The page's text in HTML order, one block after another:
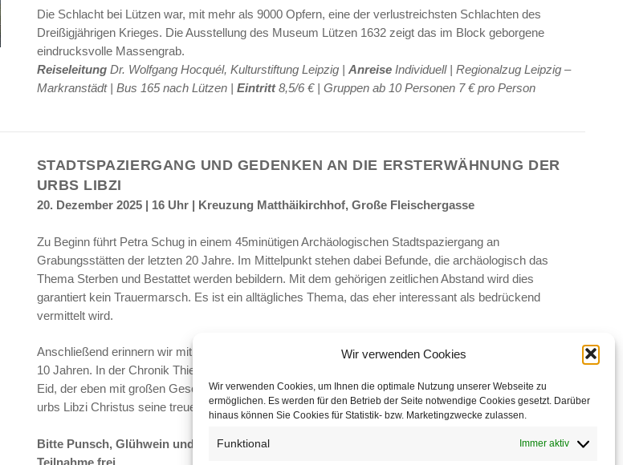
Wir verwenden Cookies
Wir verwenden Cookies, um Ihnen die optimale Nutzung unserer Webseite zu
ermöglichen. Es werden für den Betrieb der Seite notwendige Cookies gesetzt. Darüber
hinaus können Sie Cookies für Statistik- bzw. Marketingzwecke zulassen.
Funktional Immer aktiv
Die Schlacht bei Lützen war, mit mehr als 9000 Opfern, eine der verlustreichsten Schlachten des
Dreißigjährigen Krieges. Die Ausstellung des Museum Lützen 1632 zeigt das im Block geborgene
eindrucksvolle Massengrab.
ReiseleitungDr. Wolfgang Hocquél, Kulturstiftung Leipzig | AnreiseIndividuell | Regionalzug Leipzig –
Markranstädt | Bus 165 nach Lützen | Eintritt8,5/6 € | Gruppen ab 10 Personen 7 € pro Person
STADTSPAZIERGANG UND GEDENKEN AN DIE ERSTERWÄHNUNG DER
URBS LIBZI
20. Dezember 2025 | 16 Uhr | Kreuzung Matthäikirchhof, Große Fleischergasse
Zu Beginn führt Petra Schug in einem 45minütigen Archäologischen Stadtspaziergang an
Grabungsstätten der letzten 20 Jahre. Im Mittelpunkt stehen dabei Befunde, die archäologisch das
Thema Sterben und Bestattet werden bebildern. Mit dem gehörigen zeitlichen Abstand wird dies
garantiert kein Trauermarsch. Es ist ein alltägliches Thema, das eher interessant als bedrückend
vermittelt wird.
Anschließend erinnern wir mit einem kleinen Umtrunk an die Ersterwähnung unserer Stadt vor 1000 und
10 Jahren. In der Chronik Thietmars von Merseburg heißt es dazu: „Dann erkrankte der wackere Bischof
Eid, der eben mit großen Geschenken aus Polen zurückgekehrt war, und gab am 20. Dezember in der
urbs Libzi Christus seine treue Seele zurück.“ (aus dem Lateinischen)
Bitte Punsch, Glühwein und Gebäck mitbringen!
Teilnahme frei